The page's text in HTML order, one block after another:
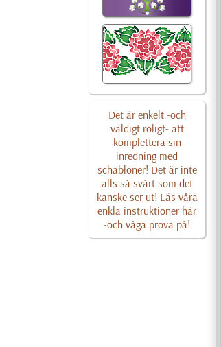
Det är enkelt -och
väldigt roligt- att
komplettera sin
inredning med
schabloner! Det är inte
alls så svårt som det
kanske ser ut! Läs våra
enkla instruktioner här
-och våga prova på!